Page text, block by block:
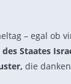
– egal ob
Staates
die